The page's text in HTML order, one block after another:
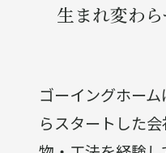
生まれ変わ
ゴーイングホー
らスタートした